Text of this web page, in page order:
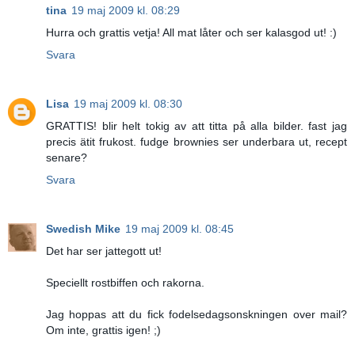
tina 19 maj 2009 kl. 08:29
Hurra och grattis vetja! All mat låter och ser kalasgod ut! :)
Svara
Lisa 19 maj 2009 kl. 08:30
GRATTIS! blir helt tokig av att titta på alla bilder. fast jag
precis ätit frukost. fudge brownies ser underbara ut, recept
senare?
Svara
Swedish Mike 19 maj 2009 kl. 08:45
Det har ser jattegott ut!
Speciellt rostbiffen och rakorna.
Jag hoppas att du fick fodelsedagsonskningen over mail?
Om inte, grattis igen! ;)